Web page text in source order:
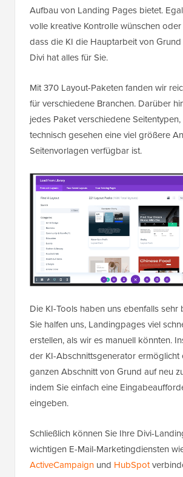
Aufbau von Landing Pages bietet.
volle kreative Kontrolle wünschen
dass die KI die Hauptarbeit von
Divi hat alles für Sie.
Mit 370 Layout-Paketen fanden wir
für verschiedene Branchen. Darüber
jedes Paket verschiedene
technisch gesehen eine viel größere
Seitenvorlagen verfügbar ist.
Die KI-Tools haben uns ebenfalls sehr
Sie halfen uns, Landingpages viel
erstellen, als wir es manuell könnten.
der KI-Abschnittsgenerator ermöglicht
ganzen Abschnitt von Grund auf neu
indem Sie einfach eine
eingeben.
Schließlich können Sie Ihre Divi-
wichtigen E-Mail-Marketingdiensten
ActiveCampaign und HubSpot